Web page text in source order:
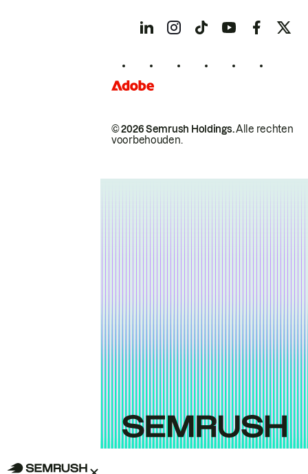
© 2026 Semrush Holdings.Alle rechten
voorbehouden.